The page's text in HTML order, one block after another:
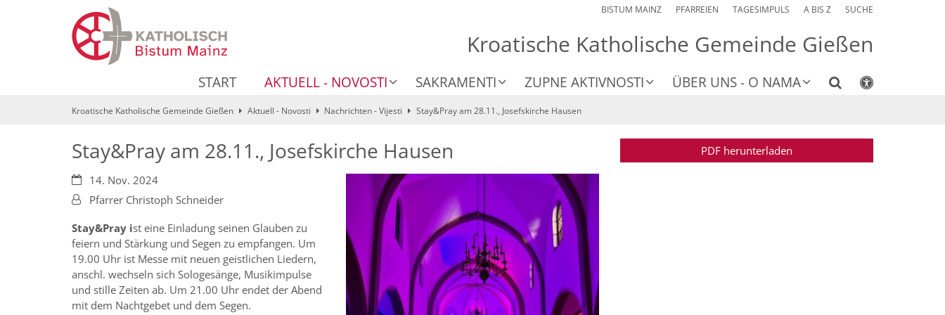
BISTUM MAINZ PFARREIEN TAGESIMPULS A BIS Z SUCHE
Kroatische Katholische Gemeinde Gießen
START AKTUELL - NOVOSTI SAKRAMENTI ZUPNE AKTIVNOSTI ÜBER UNS - O NAMA
Kroatische Katholische Gemeinde Gießen Aktuell - Novosti Nachrichten - Vijesti Stay&Pray am 28.11., Josefskirche Hausen
Stay&Pray am 28.11., Josefskirche Hausen
Datum:14. Nov. 2024
Von:Pfarrer Christoph Schneider
Stay&Pray ist eine Einladung seinen Glauben zu
feiern und Stärkung und Segen zu empfangen. Um
19.00 Uhr ist Messe mit neuen geistlichen Liedern,
anschl. wechseln sich Sologesänge, Musikimpulse
und stille Zeiten ab. Um 21.00 Uhr endet der Abend
mit dem Nachtgebet und dem Segen.
PDF herunterladen